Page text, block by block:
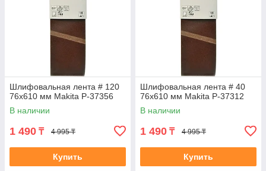
Шлифовальная лента # 120
76x610 мм Makita P-37356
В наличии
1 490 ₸ 4 995 ₸
Купить
Шлифовальная лента # 40
76x610 мм Makita P-37312
В наличии
1 490 ₸ 4 995 ₸
Купить